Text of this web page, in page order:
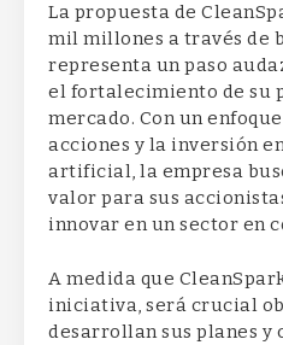
La propuesta de
mil millones a través de
representa un paso
el fortalecimiento de su
mercado. Con un
acciones y la inversión
artificial, la empresa
valor para sus
innovar en un sector en
A medida que
iniciativa, será crucial
desarrollan sus planes y